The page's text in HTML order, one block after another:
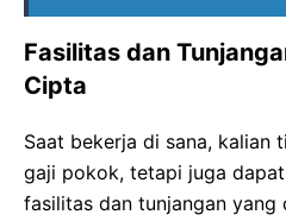
Fasilitas dan
Cipta
Saat bekerja di sana, kalian
gaji pokok, tetapi juga
fasilitas dan tunjangan yang